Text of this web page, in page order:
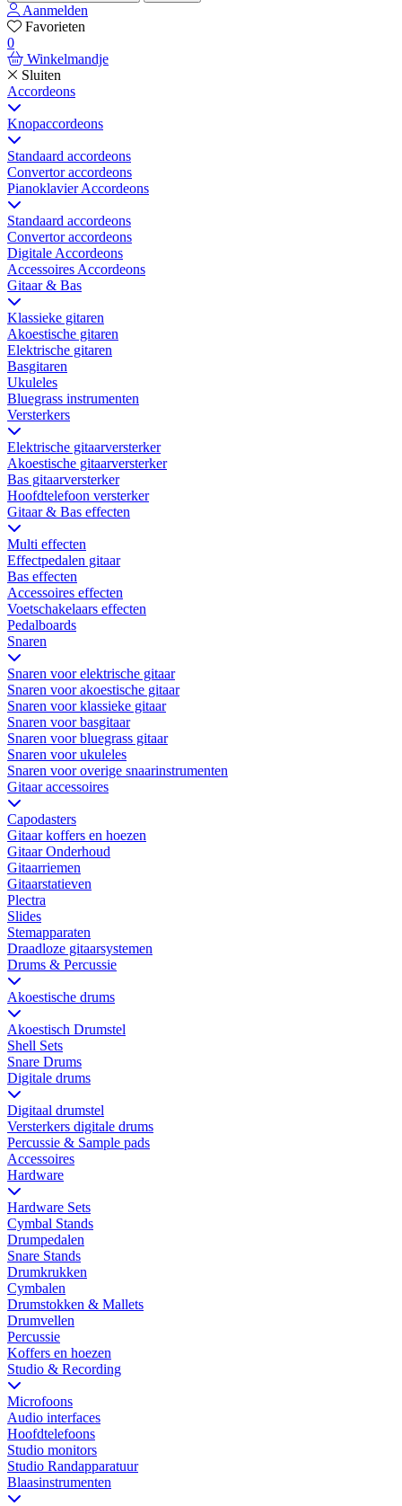
Aanmelden
Favorieten
0
Winkelmandje
Sluiten
Accordeons
Knopaccordeons
Standaard accordeons
Convertor accordeons
Pianoklavier Accordeons
Standaard accordeons
Convertor accordeons
Digitale Accordeons
Accessoires Accordeons
Gitaar & Bas
Klassieke gitaren
Akoestische gitaren
Elektrische gitaren
Basgitaren
Ukuleles
Bluegrass instrumenten
Versterkers
Elektrische gitaarversterker
Akoestische gitaarversterker
Bas gitaarversterker
Hoofdtelefoon versterker
Gitaar & Bas effecten
Multi effecten
Effectpedalen gitaar
Bas effecten
Accessoires effecten
Voetschakelaars effecten
Pedalboards
Snaren
Snaren voor elektrische gitaar
Snaren voor akoestische gitaar
Snaren voor klassieke gitaar
Snaren voor basgitaar
Snaren voor bluegrass gitaar
Snaren voor ukuleles
Snaren voor overige snaarinstrumenten
Gitaar accessoires
Capodasters
Gitaar koffers en hoezen
Gitaar Onderhoud
Gitaarriemen
Gitaarstatieven
Plectra
Slides
Stemapparaten
Draadloze gitaarsystemen
Drums & Percussie
Akoestische drums
Akoestisch Drumstel
Shell Sets
Snare Drums
Digitale drums
Digitaal drumstel
Versterkers digitale drums
Percussie & Sample pads
Accessoires
Hardware
Hardware Sets
Cymbal Stands
Drumpedalen
Snare Stands
Drumkrukken
Cymbalen
Drumstokken & Mallets
Drumvellen
Percussie
Koffers en hoezen
Studio & Recording
Microfoons
Audio interfaces
Hoofdtelefoons
Studio monitors
Studio Randapparatuur
Blaasinstrumenten